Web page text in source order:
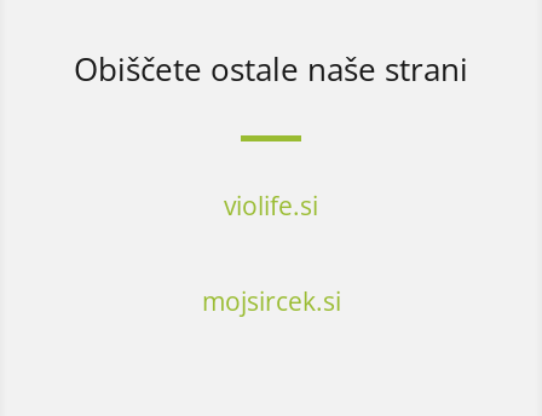
Obiščete ostale naše strani
violife.si
mojsircek.si